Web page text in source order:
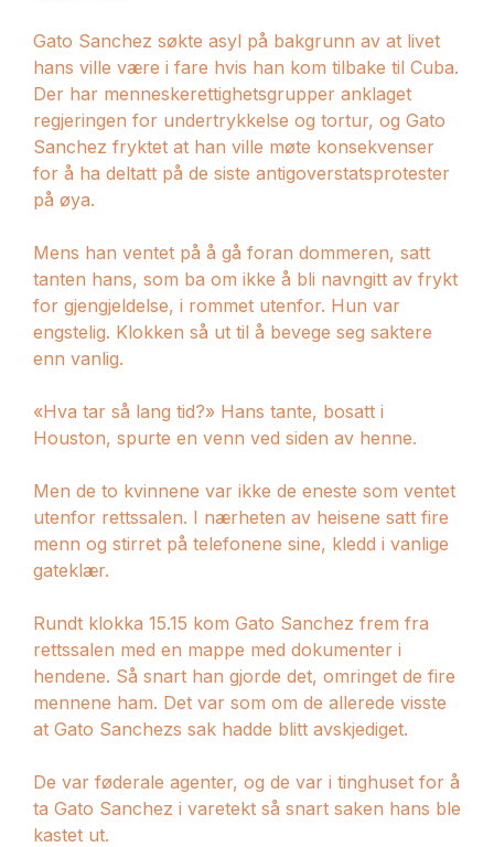
Gato Sanchez søkte asyl på bakgrunn av at livet
hans ville være i fare hvis han kom tilbake til Cuba.
Der har menneskerettighetsgrupper anklaget
regjeringen for undertrykkelse og tortur, og Gato
Sanchez fryktet at han ville møte konsekvenser
for å ha deltatt på de siste antigoverstatsprotester
på øya.
Mens han ventet på å gå foran dommeren, satt
tanten hans, som ba om ikke å bli navngitt av frykt
for gjengjeldelse, i rommet utenfor. Hun var
engstelig. Klokken så ut til å bevege seg saktere
enn vanlig.
«Hva tar så lang tid?» Hans tante, bosatt i
Houston, spurte en venn ved siden av henne.
Men de to kvinnene var ikke de eneste som ventet
utenfor rettssalen. I nærheten av heisene satt fire
menn og stirret på telefonene sine, kledd i vanlige
gateklær.
Rundt klokka 15.15 kom Gato Sanchez frem fra
rettssalen med en mappe med dokumenter i
hendene. Så snart han gjorde det, omringet de fire
mennene ham. Det var som om de allerede visste
at Gato Sanchezs sak hadde blitt avskjediget.
De var føderale agenter, og de var i tinghuset for å
ta Gato Sanchez i varetekt så snart saken hans ble
kastet ut.